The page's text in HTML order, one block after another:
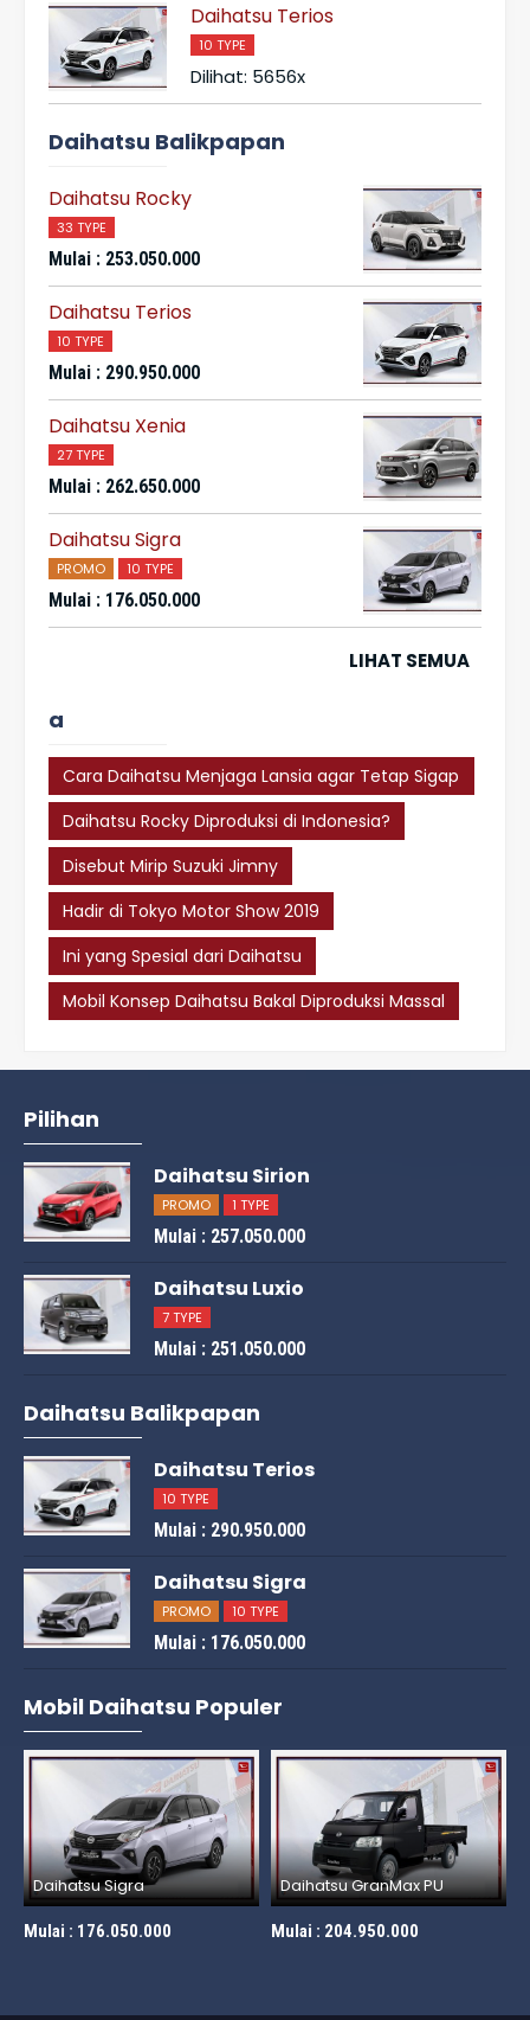
Daihatsu Terios
10 TYPE
Dilihat: 5656x
Daihatsu Balikpapan
Daihatsu Rocky
33 TYPE
Mulai : 253.050.000
Daihatsu Terios
10 TYPE
Mulai : 290.950.000
Daihatsu Xenia
27 TYPE
Mulai : 262.650.000
Daihatsu Sigra
PROMO 10 TYPE
Mulai : 176.050.000
LIHAT SEMUA
a
Cara Daihatsu Menjaga Lansia agar Tetap Sigap
dalam Berkendara
Daihatsu Rocky Diproduksi di Indonesia?
Disebut Mirip Suzuki Jimny
Hadir di Tokyo Motor Show 2019
Ini yang Spesial dari Daihatsu
Mobil Konsep Daihatsu Bakal Diproduksi Massal
Pilihan
Daihatsu Sirion
PROMO 1 TYPE
Mulai : 257.050.000
Daihatsu Luxio
7 TYPE
Mulai : 251.050.000
Daihatsu Balikpapan
Daihatsu Terios
10 TYPE
Mulai : 290.950.000
Daihatsu Sigra
PROMO 10 TYPE
Mulai : 176.050.000
Mobil Daihatsu Populer
Daihatsu GranMax PU
Mulai : 204.950.000
Daihatsu Xenia
Mulai : 262.650.000